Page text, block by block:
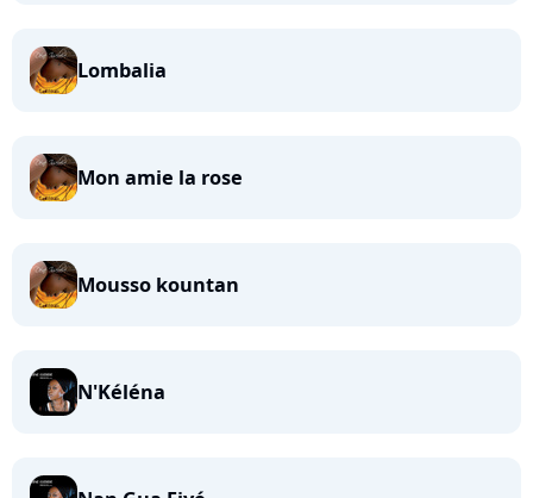
Lombalia
Mon amie la rose
Mousso kountan
N'Kéléna